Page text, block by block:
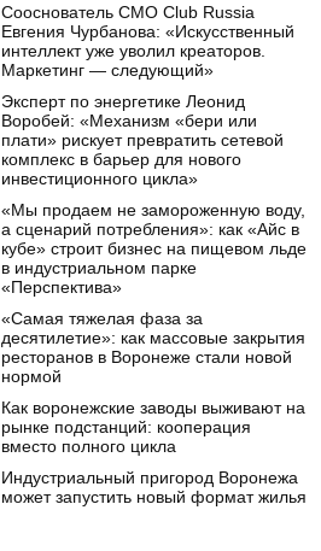
Сооснователь CMO Club Russia
Евгения Чурбанова: «Искусственный
интеллект уже уволил креаторов.
Маркетинг — следующий»
Эксперт по энергетике Леонид
Воробей: «Механизм «бери или
плати» рискует превратить сетевой
комплекс в барьер для нового
инвестиционного цикла»
«Мы продаем не замороженную воду,
а сценарий потребления»: как «Айс в
кубе» строит бизнес на пищевом льде
в индустриальном парке
«Перспектива»
«Самая тяжелая фаза за
десятилетие»: как массовые закрытия
ресторанов в Воронеже стали новой
нормой
Как воронежские заводы выживают на
рынке подстанций: кооперация
вместо полного цикла
Индустриальный пригород Воронежа
может запустить новый формат жилья